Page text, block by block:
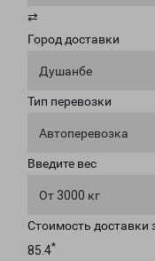
⇄
Город доставки
Душанбе
Тип перевозки
Автоперевозка
Введите вес
От 3000 кг
Стоимость
85.4*